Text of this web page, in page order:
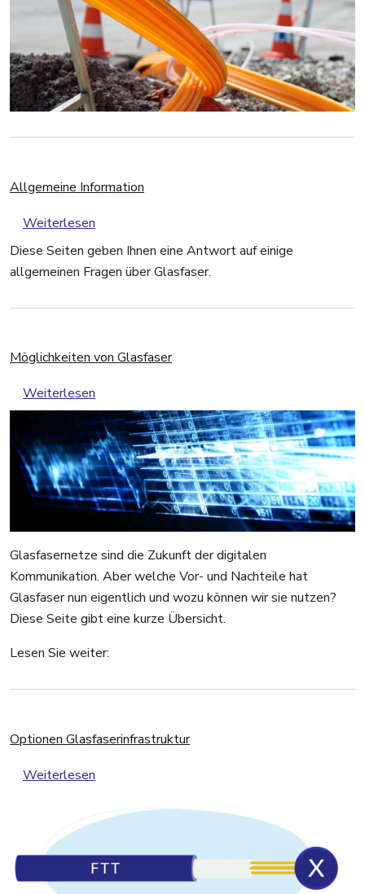
Allgemeine Information
Weiterlesen
Diese Seiten geben Ihnen eine Antwort auf einige
allgemeinen Fragen über Glasfaser.
Möglichkeiten von Glasfaser
Weiterlesen
Glasfasernetze sind die Zukunft der digitalen
Kommunikation. Aber welche Vor- und Nachteile hat
Glasfaser nun eigentlich und wozu können wir sie nutzen?
Diese Seite gibt eine kurze Übersicht.
Lesen Sie weiter:
Optionen Glasfaserinfrastruktur
Weiterlesen